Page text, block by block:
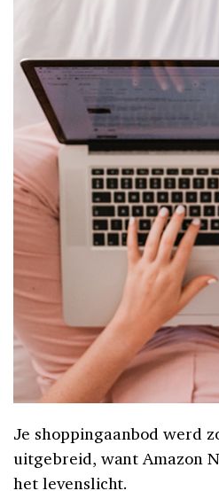
Je shoppingaanbod werd
uitgebreid, want Amazon
het levenslicht.